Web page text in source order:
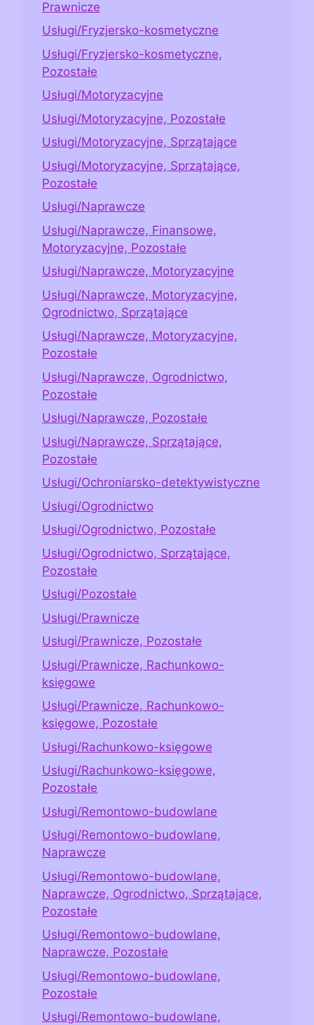
Prawnicze
Usługi/Fryzjersko-kosmetyczne
Usługi/Fryzjersko-kosmetyczne,
Pozostałe
Usługi/Motoryzacyjne
Usługi/Motoryzacyjne, Pozostałe
Usługi/Motoryzacyjne, Sprzątające
Usługi/Motoryzacyjne, Sprzątające,
Pozostałe
Usługi/Naprawcze
Usługi/Naprawcze, Finansowe,
Motoryzacyjne, Pozostałe
Usługi/Naprawcze, Motoryzacyjne
Usługi/Naprawcze, Motoryzacyjne,
Ogrodnictwo, Sprzątające
Usługi/Naprawcze, Motoryzacyjne,
Pozostałe
Usługi/Naprawcze, Ogrodnictwo,
Pozostałe
Usługi/Naprawcze, Pozostałe
Usługi/Naprawcze, Sprzątające,
Pozostałe
Usługi/Ochroniarsko-detektywistyczne
Usługi/Ogrodnictwo
Usługi/Ogrodnictwo, Pozostałe
Usługi/Ogrodnictwo, Sprzątające,
Pozostałe
Usługi/Pozostałe
Usługi/Prawnicze
Usługi/Prawnicze, Pozostałe
Usługi/Prawnicze, Rachunkowo-
księgowe
Usługi/Prawnicze, Rachunkowo-
księgowe, Pozostałe
Usługi/Rachunkowo-księgowe
Usługi/Rachunkowo-księgowe,
Pozostałe
Usługi/Remontowo-budowlane
Usługi/Remontowo-budowlane,
Naprawcze
Usługi/Remontowo-budowlane,
Naprawcze, Ogrodnictwo, Sprzątające,
Pozostałe
Usługi/Remontowo-budowlane,
Naprawcze, Pozostałe
Usługi/Remontowo-budowlane,
Pozostałe
Usługi/Remontowo-budowlane,